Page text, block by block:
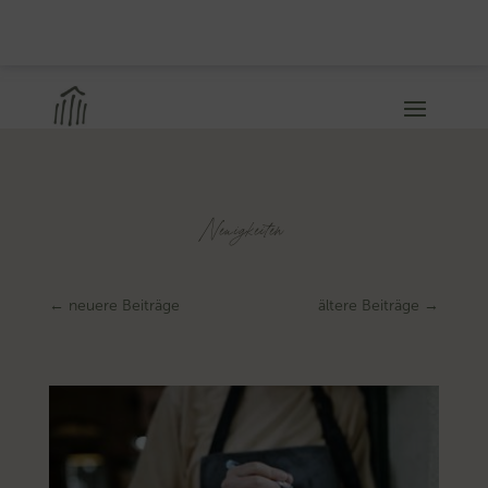
Neuigkeiten
← neuere Beiträge ältere Beiträge →